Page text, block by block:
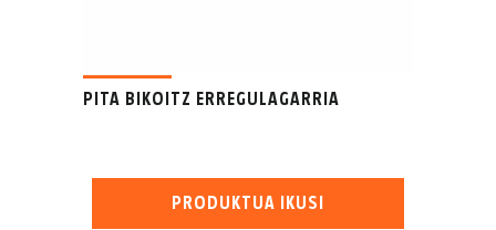
PITA BIKOITZ ERREGULAGARRIA
PRODUKTUA IKUSI